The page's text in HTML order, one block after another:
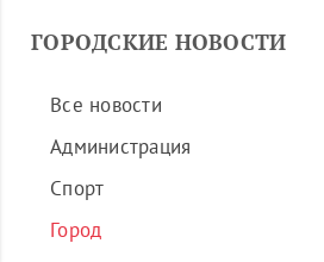
ГОРОДСКИЕ НОВОСТИ
Все новости
Администрация
Спорт
Город